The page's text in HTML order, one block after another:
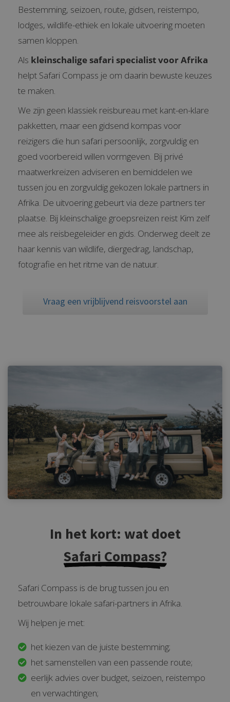
Bestemming, seizoen, route, gidsen, reistempo,
lodges, wildlife-ethiek en lokale uitvoering moeten
samen kloppen.
Als kleinschalige safari specialist voor Afrika
helpt Safari Compass je om daarin bewuste keuzes
te maken.
We zijn geen klassiek reisbureau met kant-en-klare
pakketten, maar een gidsend kompas voor
reizigers die hun safari persoonlijk, zorgvuldig en
goed voorbereid willen vormgeven. Bij privé
maatwerkreizen adviseren en bemiddelen we
tussen jou en zorgvuldig gekozen lokale partners in
Afrika. De uitvoering gebeurt via deze partners ter
plaatse. Bij kleinschalige groepsreizen reist Kim zelf
mee als reisbegeleider en gids. Onderweg deelt ze
haar kennis van wildlife, diergedrag, landschap,
fotografie en het ritme van de natuur.
Vraag een vrijblijvend reisvoorstel aan
In het kort: wat doet
Safari Compass?
Safari Compass is de brug tussen jou en
betrouwbare lokale safari-partners in Afrika.
Wij helpen je met:
het kiezen van de juiste bestemming;
het samenstellen van een passende route;
eerlijk advies over budget, seizoen, reistempo
en verwachtingen;